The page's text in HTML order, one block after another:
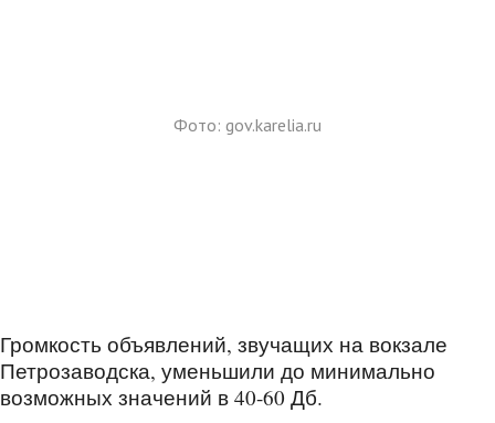
Фото: gov.karelia.ru
Громкость объявлений, звучащих на вокзале
Петрозаводска, уменьшили до минимально
возможных значений в 40-60 Дб.